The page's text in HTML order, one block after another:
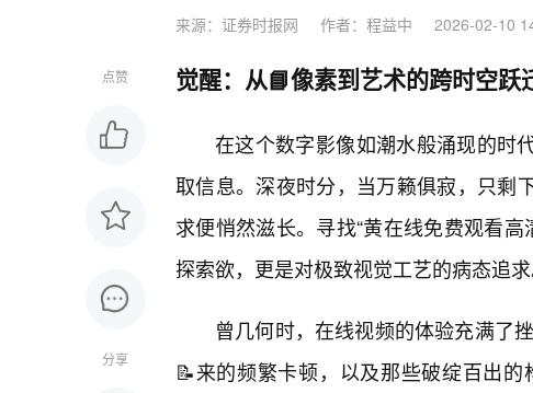
来源：证券时报网 作者：程益中 2026-02-10
点赞
分享
觉醒：从📘像素到艺术的跨时空跃
在这个数字影像如潮水般涌现的时
取信息。深夜时分，当万籁俱寂，只剩
求便悄然滋长。寻找“黄在线免费观看
探索欲，更是对极致视觉工艺的病态追求
曾几何时，在线视频的体验充满了
📝来的频繁卡顿，以及那些破绽百出